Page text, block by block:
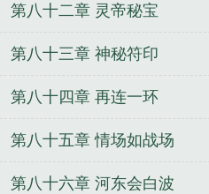
第八十二章 灵帝秘宝
第八十三章 神秘符印
第八十四章 再连一环
第八十五章 情场如战场
第八十六章 河东会白波